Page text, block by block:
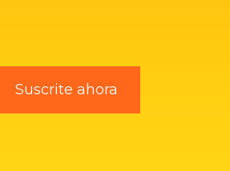
Suscrite ahora